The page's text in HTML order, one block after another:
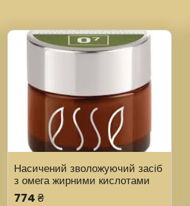
Насичений зволожуючий засіб
з омега жирними кислотами
ESSE Omega Rich O7 10 мл
774 ₴